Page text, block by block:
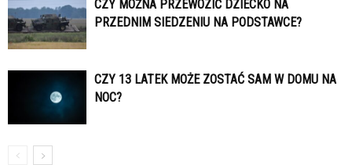
CZY MOŻNA PRZEWOZIĆ DZIECKO NA
PRZEDNIM SIEDZENIU NA PODSTAWCE?
CZY 13 LATEK MOŻE ZOSTAĆ SAM W DOMU NA
NOC?